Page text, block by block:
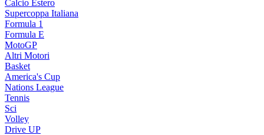
Calcio Estero
Supercoppa Italiana
Formula 1
Formula E
MotoGP
Altri Motori
Basket
America's Cup
Nations League
Tennis
Sci
Volley
Drive UP